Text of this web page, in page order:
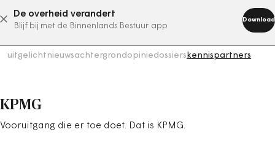
De overheid verandert
Blijf bij met de Binnenlands Bestuur app
Download
abonneer nu
uitgelicht nieuwsachtergrondopiniedossierskennispartners
KPMG
Vooruitgang die er toe doet. Dat is KPMG.